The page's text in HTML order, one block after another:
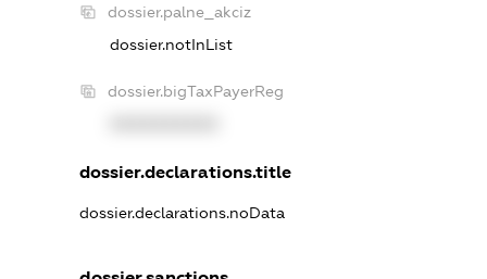
dossier.palne_akciz
dossier.notInList
dossier.bigTaxPayerReg
dossier.declarations.title
dossier.declarations.noData